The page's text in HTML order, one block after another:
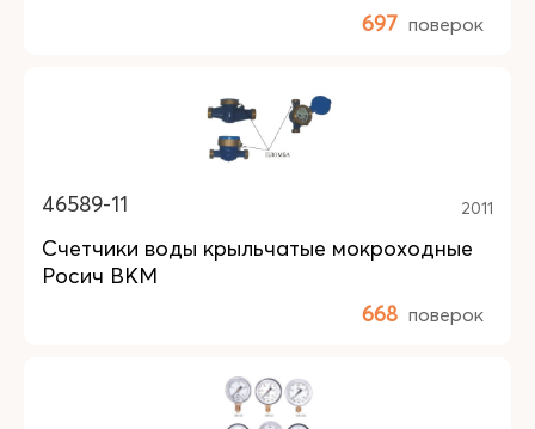
697 поверок
46589-11 2011
Счетчики воды крыльчатые мокроходные
Росич ВКМ
668 поверок